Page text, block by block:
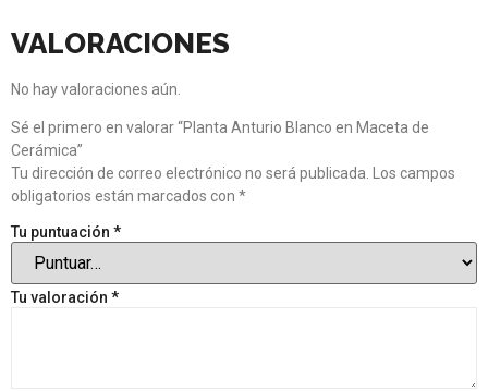
VALORACIONES
No hay valoraciones aún.
Sé el primero en valorar “Planta Anturio Blanco en Maceta de
Cerámica”
Tu dirección de correo electrónico no será publicada. Los campos
obligatorios están marcados con *
Tu puntuación *
Tu valoración *